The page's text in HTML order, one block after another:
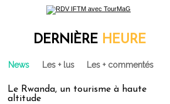
DERNIÈRE HEURE
News Les + lus Les + commentés
Le Rwanda, un tourisme à haute
altitude